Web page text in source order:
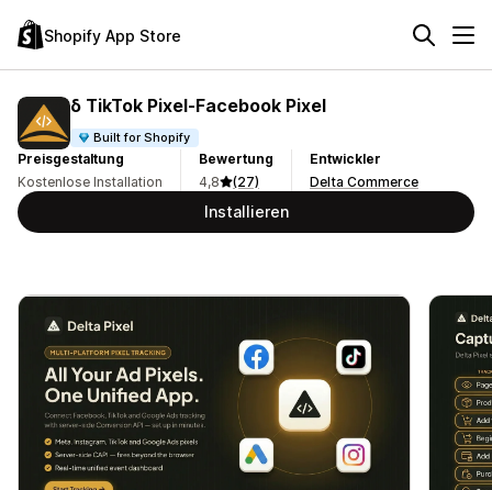
Shopify App Store
δ TikTok Pixel‑Facebook Pixel
Built for Shopify
Preisgestaltung
Kostenlose Installation
Bewertung
4,8
(27)
Entwickler
Delta Commerce
Installieren